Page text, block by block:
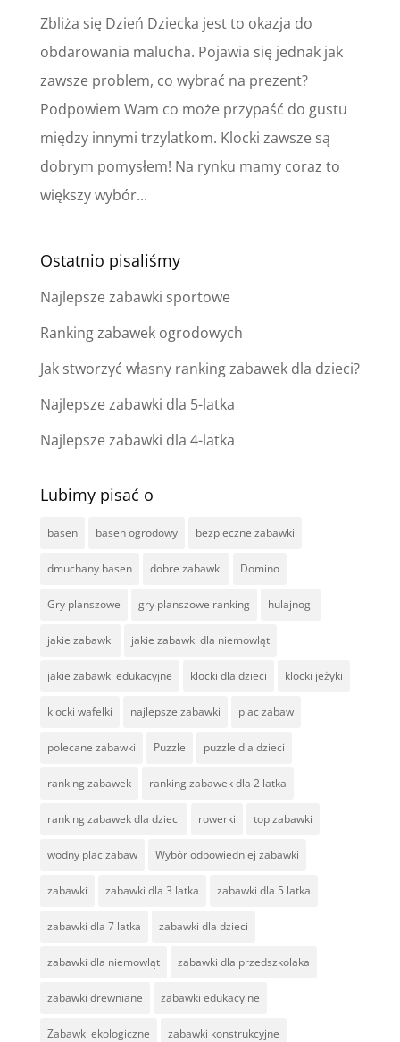
Zbliża się Dzień Dziecka jest to okazja do
obdarowania malucha. Pojawia się jednak jak
zawsze problem, co wybrać na prezent?
Podpowiem Wam co może przypaść do gustu
między innymi trzylatkom. Klocki zawsze są
dobrym pomysłem! Na rynku mamy coraz to
większy wybór...
Ostatnio pisaliśmy
Najlepsze zabawki sportowe
Ranking zabawek ogrodowych
Jak stworzyć własny ranking zabawek dla dzieci?
Najlepsze zabawki dla 5-latka
Najlepsze zabawki dla 4-latka
Lubimy pisać o
basen basen ogrodowy bezpieczne zabawki
dmuchany basen dobre zabawki Domino
Gry planszowe gry planszowe ranking hulajnogi
jakie zabawki jakie zabawki dla niemowląt
jakie zabawki edukacyjne klocki dla dzieci klocki jeżyki
klocki wafelki najlepsze zabawki plac zabaw
polecane zabawki Puzzle puzzle dla dzieci
ranking zabawek ranking zabawek dla 2 latka
ranking zabawek dla dzieci rowerki top zabawki
wodny plac zabaw Wybór odpowiedniej zabawki
zabawki zabawki dla 3 latka zabawki dla 5 latka
zabawki dla 7 latka zabawki dla dzieci
zabawki dla niemowląt zabawki dla przedszkolaka
zabawki drewniane zabawki edukacyjne
Zabawki ekologiczne zabawki konstrukcyjne